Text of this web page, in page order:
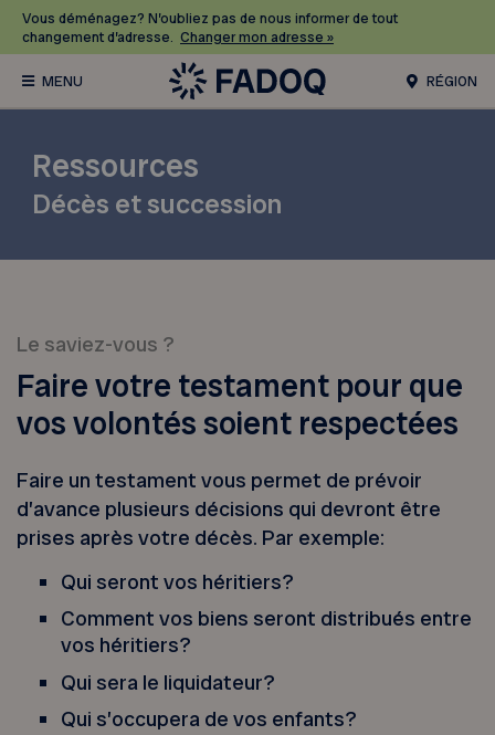
Vous déménagez? N’oubliez pas de nous informer de tout
changement d’adresse. Changer mon adresse »
RÉGION
Ressources
Décès et succession
Le saviez-vous ?
Faire votre testament pour que
vos volontés soient respectées
Faire un testament vous permet de prévoir
d’avance plusieurs décisions qui devront être
prises après votre décès. Par exemple:
Qui seront vos héritiers?
Comment vos biens seront distribués entre
vos héritiers?
Qui sera le liquidateur?
Qui s’occupera de vos enfants?